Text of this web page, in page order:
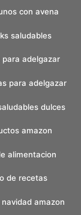
con avena
saludables
para adelgazar
para adelgazar
dulces
amazon
alimentacion
de recetas
navidad amazon